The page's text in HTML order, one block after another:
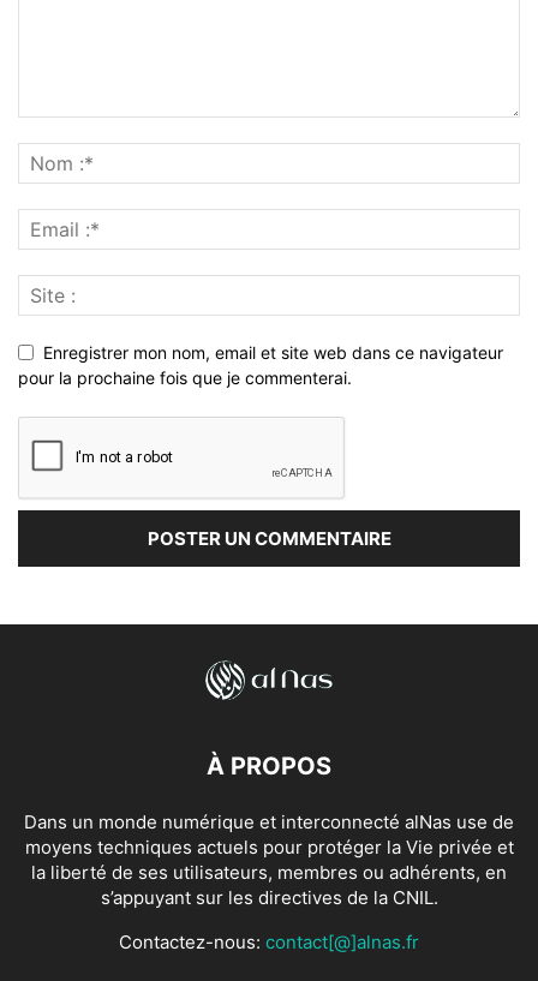
Enregistrer mon nom, email et site web dans ce navigateur
pour la prochaine fois que je commenterai.
À PROPOS
Dans un monde numérique et interconnecté alNas use de
moyens techniques actuels pour protéger la Vie privée et
la liberté de ses utilisateurs, membres ou adhérents, en
s’appuyant sur les directives de la CNIL.
Contactez-nous: contact[@]alnas.fr